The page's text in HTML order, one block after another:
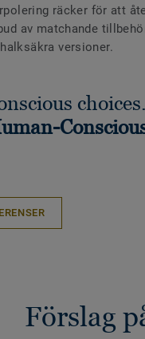
räcker för att
av matchande
versioner.
Förslag